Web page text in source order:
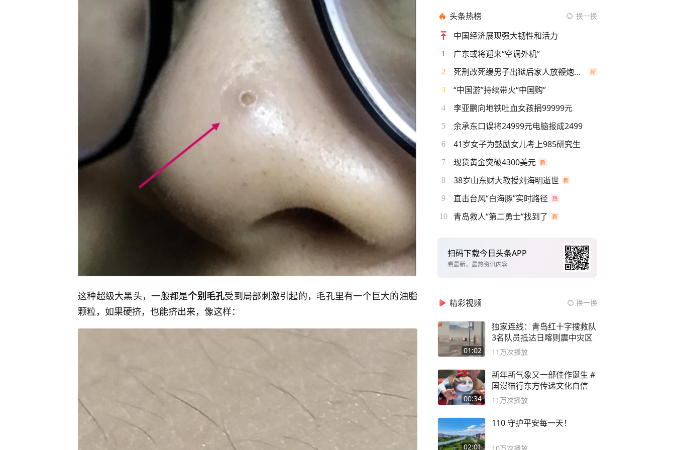
这种超级大黑头，一般都是个别毛孔受到局部刺激引起的，毛孔里有一个巨大的油脂
颗粒，如果硬挤，也能挤出来，像这样：
头条热榜 换一换
中国经济展现强大韧性和活力
1 广东或将迎来“空调外机”
2 死刑改死缓男子出狱后家人放鞭炮庆祝
3 “中国游”持续带火“中国购”
4 李亚鹏向地铁吐血女孩捐99999元
5 余承东口误将24999元电脑报成2499
6 41岁女子为鼓励女儿考上985研究生
7 现货黄金突破4300美元
8 38岁山东财大教授刘海明逝世
9 直击台风“白海豚”实时路径
10 青岛救人“第二勇士”找到了
扫码下载今日头条APP
看最新、最热资讯内容
精彩视频 换一换
01:02
独家连线：青岛红十字搜救队
3名队员抵达日喀则震中灾区
11万次播放
00:34
新年新气象又一部佳作诞生 #
国漫猫行东方传递文化自信
11万次播放
02:01
110 守护平安每一天！